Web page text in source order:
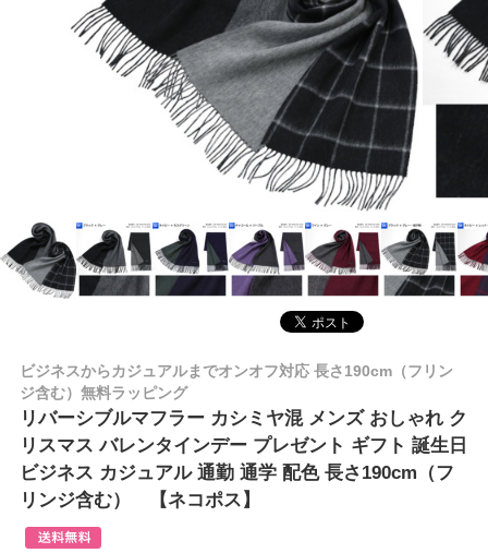
ビジネスからカジュアルまでオンオフ対応 長さ190cm（フリン
ジ含む）無料ラッピング
リバーシブルマフラー カシミヤ混 メンズ おしゃれ ク
リスマス バレンタインデー プレゼント ギフト 誕生日
ビジネス カジュアル 通勤 通学 配色 長さ190cm（フ
リンジ含む） 【ネコポス】